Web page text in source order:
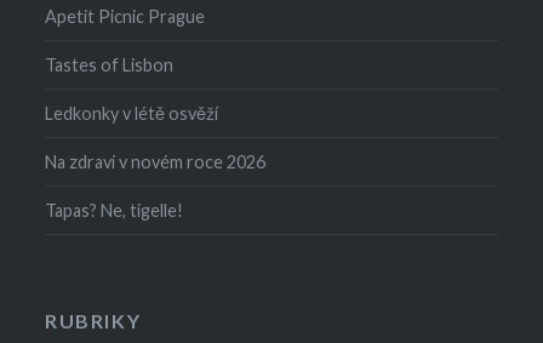
Apetit Picnic Prague
Tastes of Lisbon
Ledkonky v létě osvěží
Na zdraví v novém roce 2026
Tapas? Ne, tigelle!
RUBRIKY